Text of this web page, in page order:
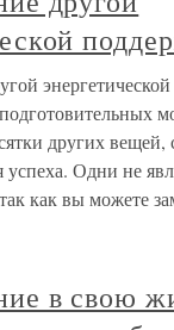
других
успеха. Одни не
как вы можете
в свою